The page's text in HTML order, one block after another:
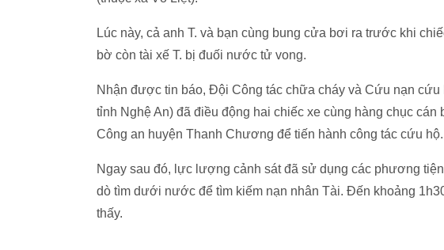
Lúc này, cả anh T. và bạn cùng bung cửa bơi ra trước khi
bờ còn tài xế T. bị đuối nước tử vong.
Nhận được tin báo, Đội Công tác chữa cháy và Cứu nạn
tỉnh Nghệ An) đã điều động hai chiếc xe cùng hàng chục
Công an huyện Thanh Chương để tiến hành công tác cứu hộ.
Ngay sau đó, lực lượng cảnh sát đã sử dụng các phương
dò tìm dưới nước để tìm kiếm nạn nhân Tài. Đến khoảng
thấy.